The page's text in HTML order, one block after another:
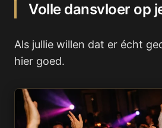
Volle dansvloer op
Als jullie willen dat er écht
hier goed.